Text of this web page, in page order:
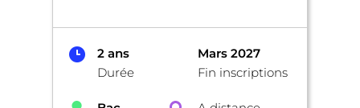
2 ans
Durée
Mars 2027
Fin inscriptions